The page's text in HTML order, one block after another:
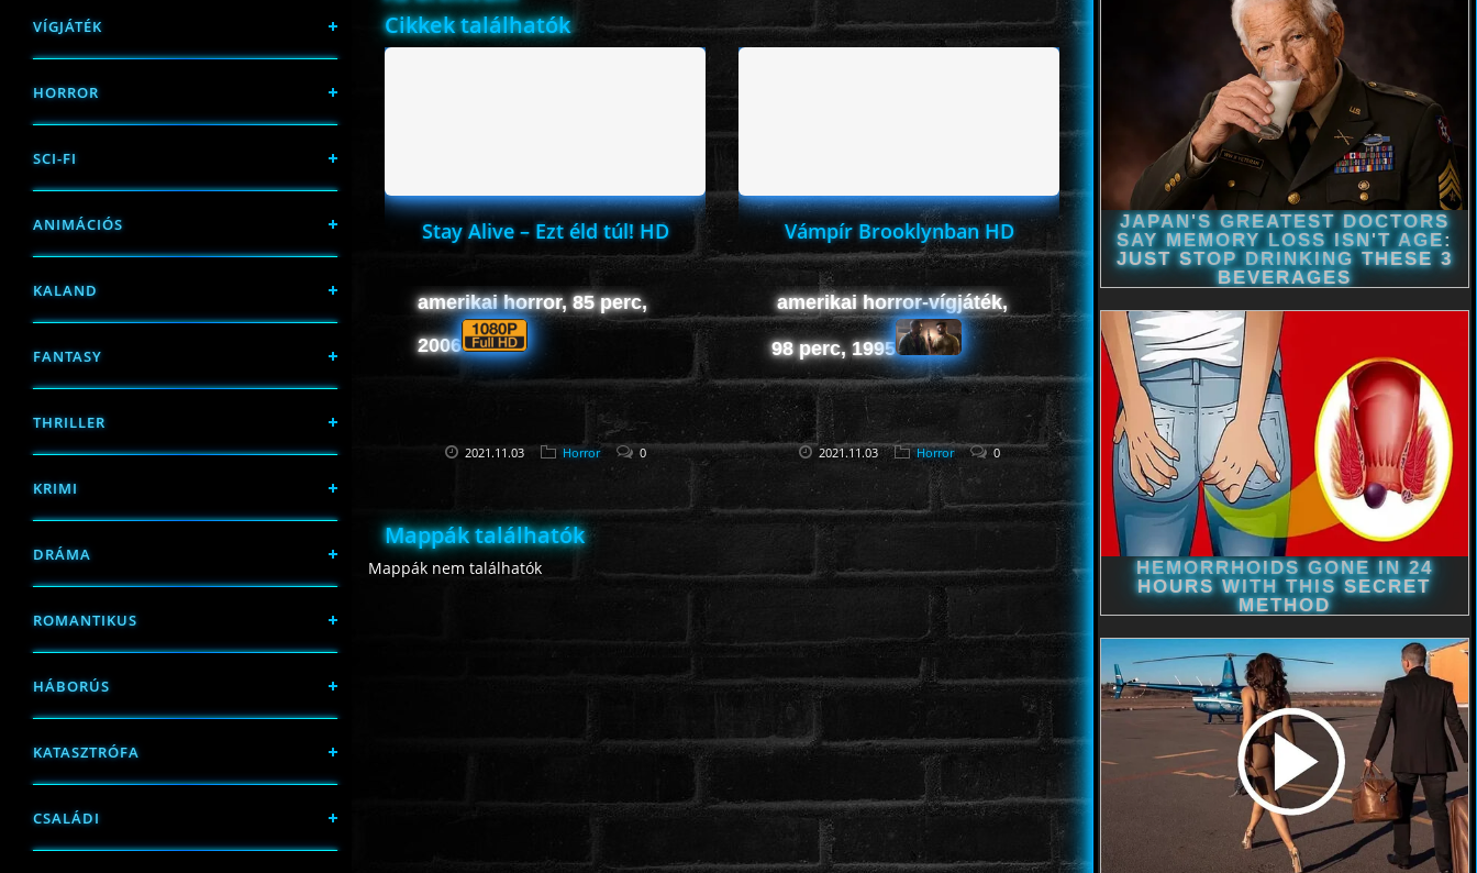
VÍGJÁTÉK
HORROR
SCI-FI
ANIMÁCIÓS
KALAND
FANTASY
THRILLER
KRIMI
DRÁMA
ROMANTIKUS
HÁBORÚS
KATASZTRÓFA
CSALÁDI
Cikkek találhatók
Stay Alive – Ezt éld túl! HD
amerikai horror, 85 perc,
2006
2021.11.03 Horror 0
Vámpír Brooklynban HD
amerikai horror-vígjáték,
98 perc, 1995
2021.11.03 Horror 0
Mappák találhatók
Mappák nem találhatók